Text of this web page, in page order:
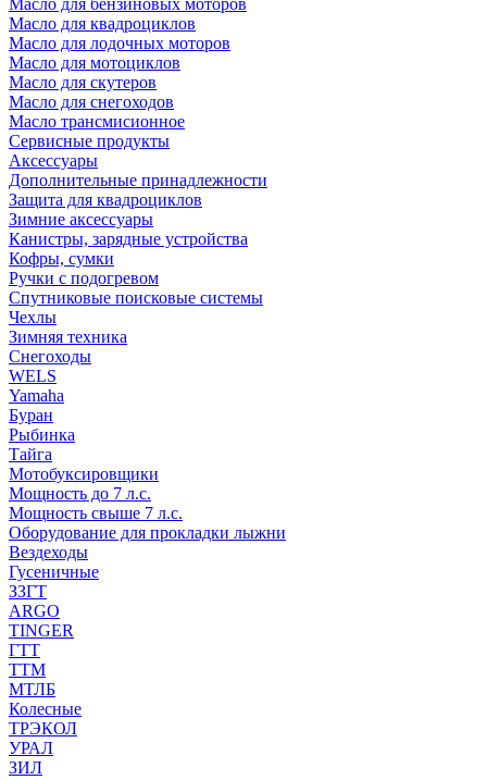
Масло для бензиновых моторов
Масло для квадроциклов
Масло для лодочных моторов
Масло для мотоциклов
Масло для скутеров
Масло для снегоходов
Масло трансмисионное
Сервисные продукты
Аксессуары
Дополнительные принадлежности
Защита для квадроциклов
Зимние аксессуары
Канистры, зарядные устройства
Кофры, сумки
Ручки с подогревом
Спутниковые поисковые системы
Чехлы
Зимняя техника
Снегоходы
WELS
Yamaha
Буран
Рыбинка
Тайга
Мотобуксировщики
Мощность до 7 л.с.
Мощность свыше 7 л.с.
Оборудование для прокладки лыжни
Вездеходы
Гусеничные
ЗЗГТ
ARGO
TINGER
ГТТ
ТТМ
МТЛБ
Колесные
ТРЭКОЛ
УРАЛ
ЗИЛ